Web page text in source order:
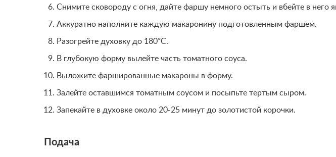
Снимите сковороду с огня, дайте фаршу немного остыть и вбейте в него
Аккуратно наполните каждую макаронину подготовленным фаршем.
Разогрейте духовку до 180°C.
В глубокую форму вылейте часть томатного соуса.
Выложите фаршированные макароны в форму.
Залейте оставшимся томатным соусом и посыпьте тертым сыром.
Запекайте в духовке около 20-25 минут до золотистой корочки.
Подача